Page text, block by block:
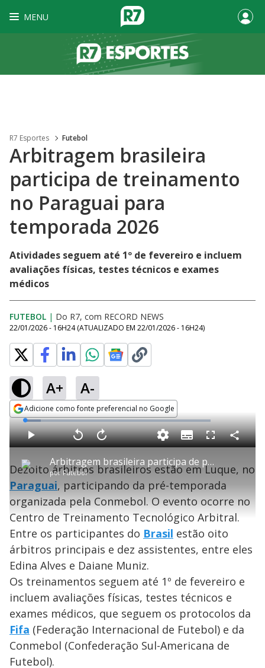
MENU
R7 Esportes Futebol
Arbitragem brasileira
participa de treinamento
no Paraguai para
temporada 2026
Atividades seguem até 1º de fevereiro e incluem
avaliações físicas, testes técnicos e exames
médicos
FUTEBOL | Do R7, com RECORD NEWS
22/01/2026 - 16H24 (ATUALIZADO EM 22/01/2026 - 16H24)
A+ A-
Adicione como fonte preferencial no Google
Opens in new window
P
l
a
y
V
i
Arbitragem brasileira participa de pré-temporada no Paraguai
por Futebol
P V
t
a
r
0
e
g
n
d
o
s
A
n
ç
a
1
0
s
e
u
n
o
s
M
u
d
o
L
o
a
d
e
8
.
4
7
%
S
u
b
t
l
s
F
l
s
c
e
n
C
o
a
r
Dezoito árbitros brasileiros estão em Luque, no
Paraguai, participando da pré-temporada
organizada pela Conmebol. O evento ocorre no
Centro de Treinamento Tecnológico Arbitral.
Entre os participantes do Brasil estão oito
árbitros principais e dez assistentes, entre eles
Edina Alves e Daiane Muniz.
Os treinamentos seguem até 1º de fevereiro e
incluem avaliações físicas, testes técnicos e
exames médicos, que seguem os protocolos da
Fifa (Federação Internacional de Futebol) e da
Conmebol (Confederação Sul-Americana de
Futebol).